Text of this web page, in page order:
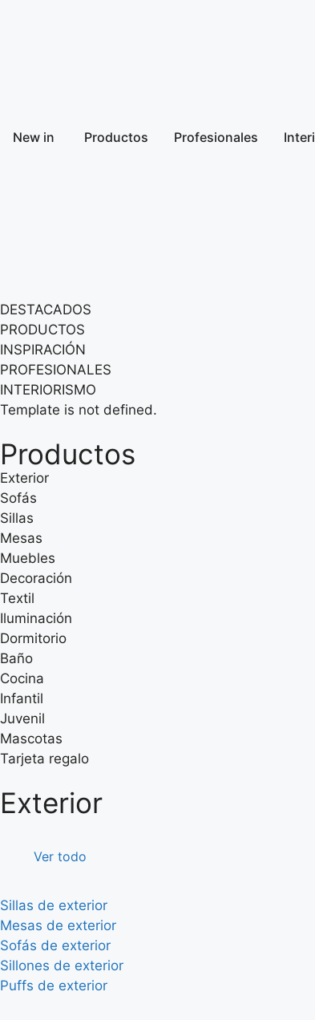
New in Productos Profesionales
DESTACADOS
PRODUCTOS
INSPIRACIÓN
PROFESIONALES
INTERIORISMO
Template is not defined.
Productos
Exterior
Sofás
Sillas
Mesas
Muebles
Decoración
Textil
Iluminación
Dormitorio
Baño
Cocina
Infantil
Juvenil
Mascotas
Tarjeta regalo
Exterior
Ver todo
Sillas de exterior
Mesas de exterior
Sofás de exterior
Sillones de exterior
Puffs de exterior